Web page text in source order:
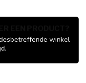
winkel